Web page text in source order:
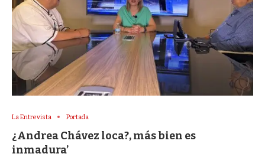
La Entrevista Portada
¿Andrea Chávez loca?, más bien es
inmadura’